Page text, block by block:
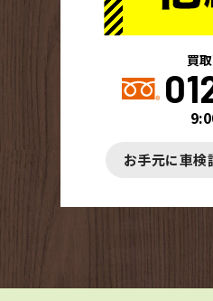
買
お手元に車検